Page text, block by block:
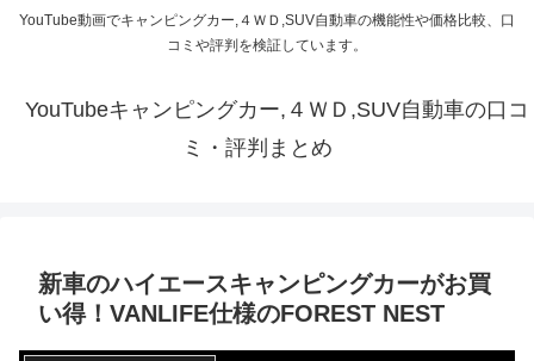
YouTube動画でキャンピングカー,４ＷＤ,SUV自動車の機能性や価格比較、口
コミや評判を検証しています。
YouTubeキャンピングカー,４ＷＤ,SUV自動車の口コ
ミ・評判まとめ
新車のハイエースキャンピングカーがお買
い得！VANLIFE仕様のFOREST NEST